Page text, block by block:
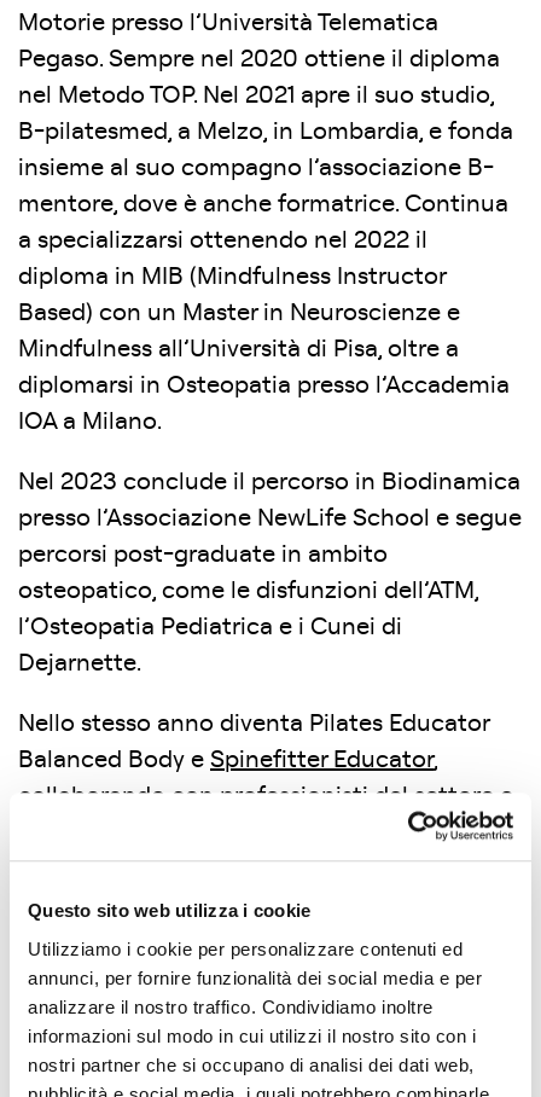
Questo sito web utilizza i cookie
Utilizziamo i cookie per personalizzare contenuti ed
annunci, per fornire funzionalità dei social media e per
analizzare il nostro traffico. Condividiamo inoltre
informazioni sul modo in cui utilizzi il nostro sito con i
nostri partner che si occupano di analisi dei dati web,
Motorie presso l’Università Telematica
Pegaso. Sempre nel 2020 ottiene il diploma
nel Metodo TOP. Nel 2021 apre il suo studio,
B-pilatesmed, a Melzo, in Lombardia, e fonda
insieme al suo compagno l’associazione B-
mentore, dove è anche formatrice. Continua
a specializzarsi ottenendo nel 2022 il
diploma in MIB (Mindfulness Instructor
Based) con un Master in Neuroscienze e
Mindfulness all’Università di Pisa, oltre a
diplomarsi in Osteopatia presso l’Accademia
IOA a Milano.
Nel 2023 conclude il percorso in Biodinamica
presso l’Associazione NewLife School e segue
percorsi post-graduate in ambito
osteopatico, come le disfunzioni dell’ATM,
l’Osteopatia Pediatrica e i Cunei di
Dejarnette.
Nello stesso anno diventa Pilates Educator
Balanced Body e Spinefitter Educator,
collaborando con professionisti del settore e
partecipando attivamente alla formazione.
Firenze, supervisionando tesi nei corsi di
laurea Triennale e Magistrale in Scienze
Motorie su vari temi, tra cui il Metodo Pilates.
Queste esperienze l’hanno portata a